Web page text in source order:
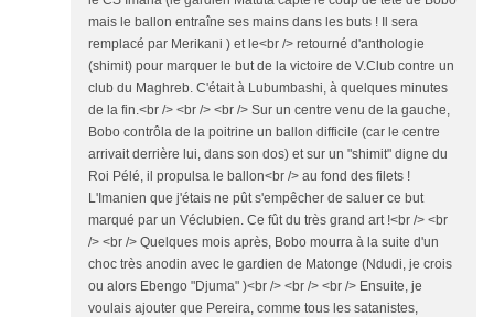
mais le ballon entraîne ses mains dans les buts ! Il sera
remplacé par Merikani ) et le<br /> retourné d'anthologie
(shimit) pour marquer le but de la victoire de V.Club contre un
club du Maghreb. C'était à Lubumbashi, à quelques minutes
de la fin.<br /> <br /> <br /> Sur un centre venu de la gauche,
Bobo contrôla de la poitrine un ballon difficile (car le centre
arrivait derrière lui, dans son dos) et sur un "shimit" digne du
Roi Pélé, il propulsa le ballon<br /> au fond des filets !
L'Imanien que j'étais ne pût s'empêcher de saluer ce but
marqué par un Véclubien. Ce fût du très grand art !<br /> <br
/> <br /> Quelques mois après, Bobo mourra à la suite d'un
choc très anodin avec le gardien de Matonge (Ndudi, je crois
ou alors Ebengo "Djuma" )<br /> <br /> <br /> Ensuite, je
voulais ajouter que Pereira, comme tous les satanistes,